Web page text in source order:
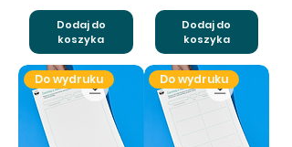
Dodaj do
koszyka
Dodaj do
koszyka
Do wydruku Do wydruku